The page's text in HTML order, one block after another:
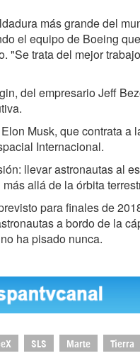
más grande del
el equipo de Boeing
"Se trata del mejor
del empresario Jeff
Musk, que contrata a
Internacional.
llevar astronautas al
allá de la órbita
para finales de
a bordo de la
ha pisado nunca.
SLS Marte Tierra